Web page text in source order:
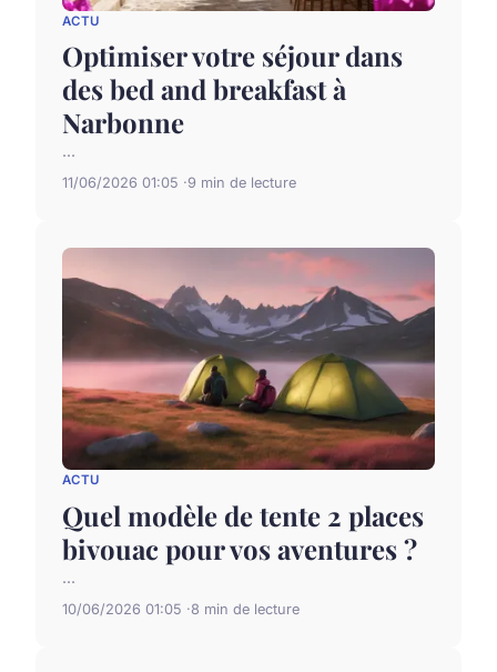
ACTU
Optimiser votre séjour dans
des bed and breakfast à
Narbonne
...
11/06/2026 01:05 9 min de lecture
ACTU
Quel modèle de tente 2 places
bivouac pour vos aventures ?
...
10/06/2026 01:05 8 min de lecture